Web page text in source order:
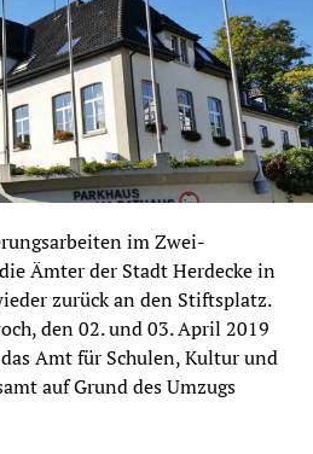
im Zwei-
Ämter der Stadt Herdecke in
zurück an den Stiftsplatz.
den 02. und 03. April 2019
Amt für Schulen, Kultur und
auf Grund des Umzugs